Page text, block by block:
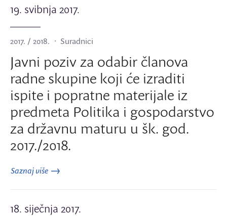
19. svibnja 2017.
2017. / 2018. Suradnici
Javni poziv za odabir članova
radne skupine koji će izraditi
ispite i popratne materijale iz
predmeta Politika i gospodarstvo
za državnu maturu u šk. god.
2017./2018.
Saznaj više
18. siječnja 2017.